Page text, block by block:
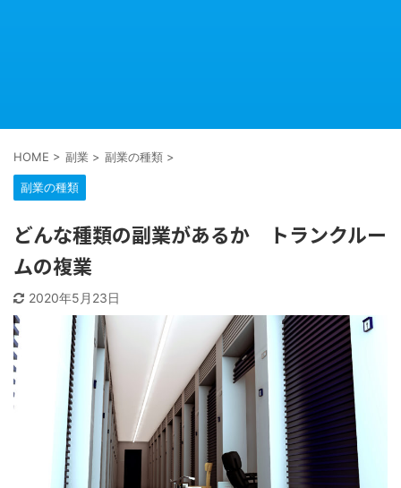
HOME > 副業 > 副業の種類 >
副業の種類
どんな種類の副業があるか トランクルー
ムの複業
2020年5月23日